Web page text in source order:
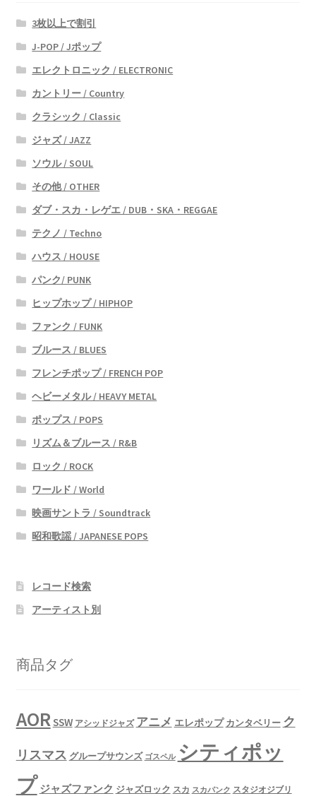
3枚以上で割引
J-POP / Jポップ
エレクトロニック / ELECTRONIC
カントリー / Country
クラシック / Classic
ジャズ / JAZZ
ソウル / SOUL
その他 / OTHER
ダブ・スカ・レゲエ / DUB・SKA・REGGAE
テクノ / Techno
ハウス / HOUSE
パンク/ PUNK
ヒップホップ / HIPHOP
ファンク / FUNK
ブルース / BLUES
フレンチポップ / FRENCH POP
ヘビーメタル / HEAVY METAL
ポップス / POPS
リズム＆ブルース / R&B
ロック / ROCK
ワールド / World
映画サントラ / Soundtrack
昭和歌謡 / JAPANESE POPS
レコード検索
アーティスト別
商品タグ
AORSSW アシッドジャズ アニメ エレポップ カンタベリー ク
リスマス グループサウンズ ゴスペル シティポッ
プ ジャズファンク ジャズロック スカ スカパンク スタジオジブリ